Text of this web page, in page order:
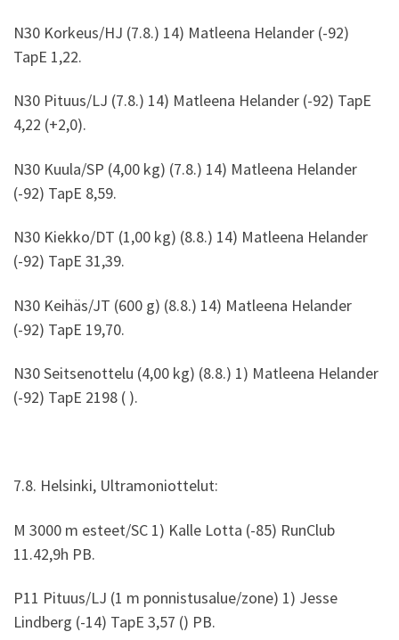
N30 Korkeus/HJ (7.8.) 14) Matleena Helander (-92)
TapE 1,22.
N30 Pituus/LJ (7.8.) 14) Matleena Helander (-92) TapE
4,22 (+2,0).
N30 Kuula/SP (4,00 kg) (7.8.) 14) Matleena Helander
(-92) TapE 8,59.
N30 Kiekko/DT (1,00 kg) (8.8.) 14) Matleena Helander
(-92) TapE 31,39.
N30 Keihäs/JT (600 g) (8.8.) 14) Matleena Helander
(-92) TapE 19,70.
N30 Seitsenottelu (4,00 kg) (8.8.) 1) Matleena Helander
(-92) TapE 2198 ( ).
7.8. Helsinki, Ultramoniottelut:
M 3000 m esteet/SC 1) Kalle Lotta (-85) RunClub
11.42,9h PB.
P11 Pituus/LJ (1 m ponnistusalue/zone) 1) Jesse
Lindberg (-14) TapE 3,57 () PB.